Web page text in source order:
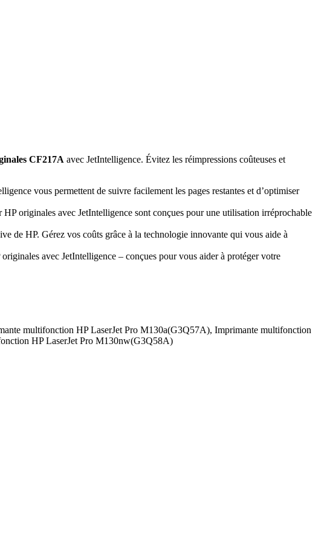
CF217A avec JetIntelligence. Évitez les réimpressions coûteuses et
vous permettent de suivre facilement les pages restantes et d’optimiser
originales avec JetIntelligence sont conçues pour une utilisation irréprochable
de HP. Gérez vos coûts grâce à la technologie innovante qui vous aide à
avec JetIntelligence – conçues pour vous aider à protéger votre
multifonction HP LaserJet Pro M130a(G3Q57A), Imprimante multifonction
HP LaserJet Pro M130nw(G3Q58A)